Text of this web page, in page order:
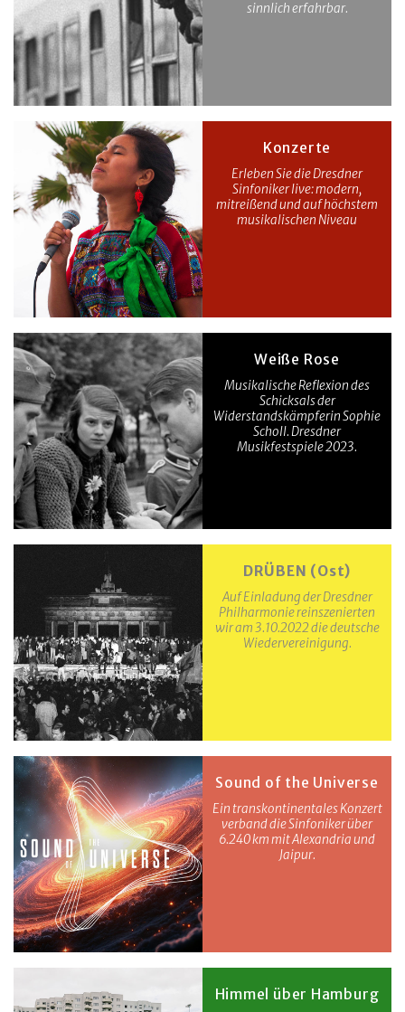
sinnlich erfahrbar.
Konzerte
Erleben Sie die Dresdner
Sinfoniker live: modern,
mitreißend und auf höchstem
musikalischen Niveau
Weiße Rose
Musikalische Reflexion des
Schicksals der
Widerstandskämpferin Sophie
Scholl. Dresdner
Musikfestspiele 2023.
DRÜBEN (Ost)
Auf Einladung der Dresdner
Philharmonie reinszenierten
wir am 3.10.2022 die deutsche
Wiedervereinigung.
Sound of the Universe
Ein transkontinentales Konzert
verband die Sinfoniker über
6.240 km mit Alexandria und
Jaipur.
Himmel über Hamburg